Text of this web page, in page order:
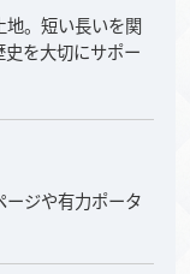
。短い長いを関
を大切にサポー
ジや有力ポータ